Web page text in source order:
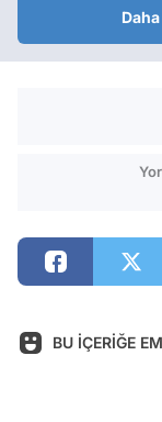
BU İÇERİĞE